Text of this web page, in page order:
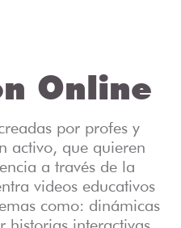
Online
por profes y
activo, que quieren
a través de la
videos educativos
como: dinámicas